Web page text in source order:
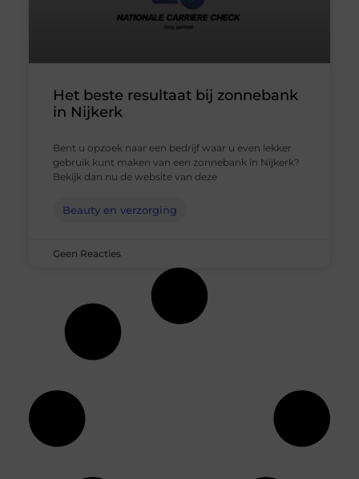
Het beste resultaat bij zonnebank
in Nijkerk
Bent u opzoek naar een bedrijf waar u even lekker
gebruik kunt maken van een zonnebank in Nijkerk?
Bekijk dan nu de website van deze
Beauty en verzorging
Geen Reacties